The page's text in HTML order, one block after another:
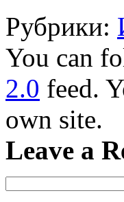
Рубрики:
You can
2.0 feed.
own site.
Leave a